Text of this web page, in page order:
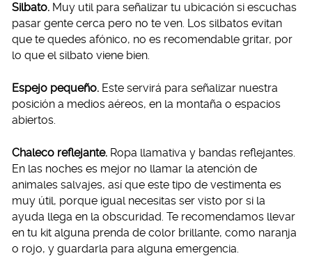
Silbato. Muy util para señalizar tu ubicación si escuchas
pasar gente cerca pero no te ven. Los silbatos evitan
que te quedes afónico, no es recomendable gritar, por
lo que el silbato viene bien.
Espejo pequeño. Este servirá para señalizar nuestra
posición a medios aéreos, en la montaña o espacios
abiertos.
Chaleco reflejante. Ropa llamativa y bandas reflejantes.
En las noches es mejor no llamar la atención de
animales salvajes, así que este tipo de vestimenta es
muy útil, porque igual necesitas ser visto por si la
ayuda llega en la obscuridad. Te recomendamos llevar
en tu kit alguna prenda de color brillante, como naranja
o rojo, y guardarla para alguna emergencia.